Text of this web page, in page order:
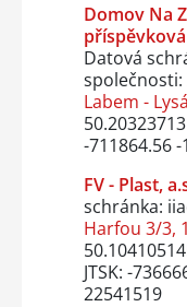
Domov Na
Datová
společnosti:
Labem -
-711864.56
FV - Plast,
schránka:
Harfou 3/3,
JTSK: -
22541519